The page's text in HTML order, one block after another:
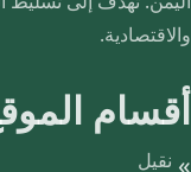
والاقتصادية.
أقسام
نقيل